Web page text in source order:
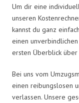
Um dir eine
unseren
kannst du ganz
einen
ersten Überblick
Bei uns vom
einen reibungslosen
verlassen. Unsere